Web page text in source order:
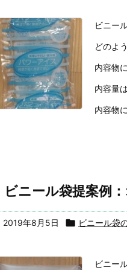
ビニー
どのよ
内容物
内容量
内容物
ビニール袋提案例
2019年8月5日  ビニール袋
ビニー